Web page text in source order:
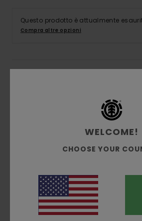
Questo prodotto è attualmente
Compra altre opzioni
Pelago è una marca finlandese
biciclette robuste e pratiche
Abbiamo collaborato a una
ispirazione ciclistica, incarnata
biologica e realizzata in cotone
cuciture coperte che riducono
il logo catarifrangente nella
WELCOME!
CHOOSE YOUR